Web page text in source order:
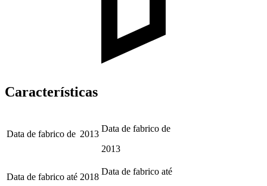
Características
Data de fabrico de 2013
Data de fabrico de
2013
Data de fabrico até 2018
Data de fabrico até